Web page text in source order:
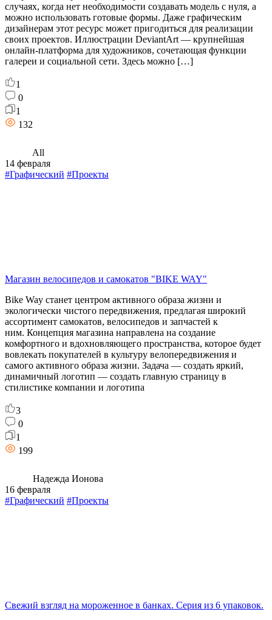
случаях, когда нет необходимости создавать модель с нуля, а
можно использовать готовые формы. Даже графическим
дизайнерам этот ресурс может пригодиться для реализации
своих проектов. Иллюстрации DeviantArt — крупнейшая
онлайн-платформа для художников, сочетающая функции
галереи и социальной сети. Здесь можно […]
1
0
1
132
All
14 февраля
#Графический #Проекты
Магазин велосипедов и самокатов "BIKE WAY"
Bike Way станет центром активного образа жизни и
экологически чистого передвижения, предлагая широкий
ассортимент самокатов, велосипедов и запчастей к
ним. Концепция магазина направлена на создание
комфортного и вдохновляющего пространства, которое будет
вовлекать покупателей в культуру велопередвижения и
самого активного образа жизни. Задача — создать яркий,
динамичный логотип — создать главную страницу в
стилистике компании и логотипа
3
0
1
199
Надежда Ионова
16 февраля
#Графический #Проекты
Свежий взгляд на мороженное в банках. Серия из 6 упаковок.